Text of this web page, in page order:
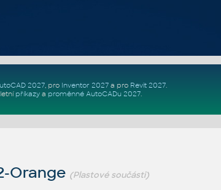
2027, pro Inventor 2027a pro Revit 2027.
příkazya proměnné AutoCADu 2027.
Orange (Plastové součásti)